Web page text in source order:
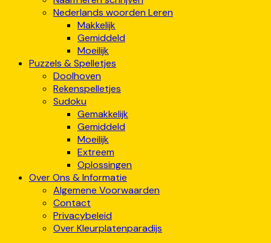
Nederlands woorden Leren
Makkelijk
Gemiddeld
Moeilijk
Puzzels & Spelletjes
Doolhoven
Rekenspelletjes
Sudoku
Gemakkelijk
Gemiddeld
Moeilijk
Extreem
Oplossingen
Over Ons & Informatie
Algemene Voorwaarden
Contact
Privacybeleid
Over Kleurplatenparadijs